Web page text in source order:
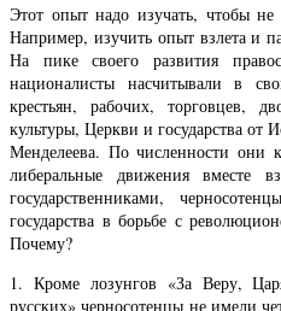
Этот опыт надо изучать, чтобы
Например, изучить опыт взлета и
На пике своего развития
националисты насчитывали в
крестьян, рабочих, торговцев,
культуры, Церкви и государства
Менделеева. По численности они
либеральные движения вместе
государственниками,
государства в борьбе с
Почему?
1. Кроме лозунгов «За Веру,
русских» черносотенцы не имели